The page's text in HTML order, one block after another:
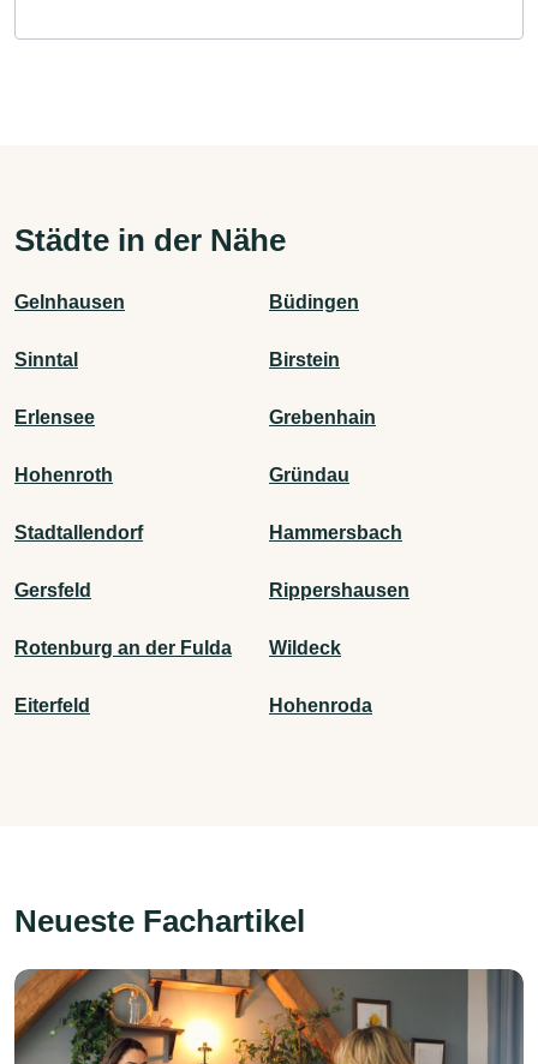
Städte in der Nähe
Gelnhausen Büdingen
Sinntal Birstein
Erlensee Grebenhain
Hohenroth Gründau
Stadtallendorf Hammersbach
Gersfeld Rippershausen
Rotenburg an der Fulda Wildeck
Eiterfeld Hohenroda
Neueste Fachartikel